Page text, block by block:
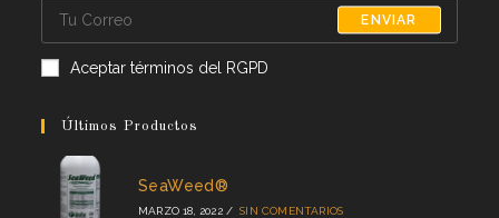
ENVIAR
Aceptar términos del RGPD
Últimos Productos
SeaWeed®
MARZO 18, 2022 / SIN COMENTARIOS